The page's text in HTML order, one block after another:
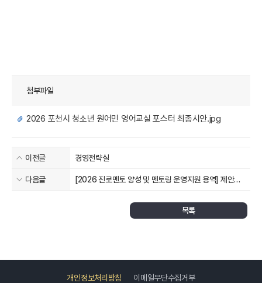
첨부파일
2026 포천시 청소년 원어민 영어교실 포스터 최종시안.jpg
이전글 경영전략실
다음글
[2026 진로멘토 양성 및 멘토링 운영지원 용역] 제안서
목록
개인정보처리방침 이메일무단수집거부